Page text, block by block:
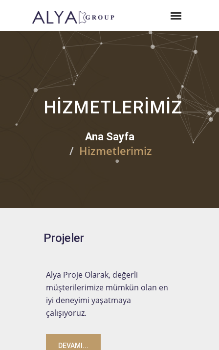
HIZMETLERIMIZ
Ana Sayfa
Hizmetlerimiz
Projeler
Alya Proje Olarak, değerli
müşterilerimize mümkün olan en
iyi deneyimi yaşatmaya
çalışıyoruz.
DEVAMI...